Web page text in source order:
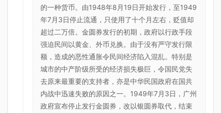
的一种货币。由1948年8月19日开始发行，至1949
年7月3日停止流通，只使用了十个月左右，贬值却
超过二万倍。金圆券发行的初期，政府以行政手段
强迫民间以黄金、外币兑换。由于没有严守发行限
额，造成的恶性通胀令民间经济陷入混乱。特别是
城市的中产阶级所受的经济损失极巨，令国民党失
去原来最重要的支持者，亦是中华民国政府在国共
内战中迅速失败的原因之一。1949年7月3日，广州
政府宣布停止发行金圆券，改以银圆券取代，结束